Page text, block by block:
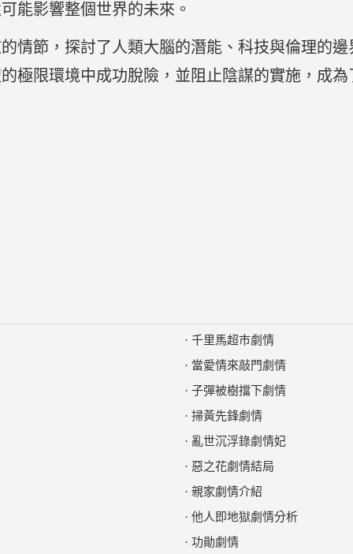
能影響整個世界的未來。
情節，探討了人類大腦的潛能、科技與倫理的
極限環境中成功脫險，並阻止陰謀的實施，成
· 千里馬超市劇情
· 當愛情來敲門劇情
· 子彈被樹擋下劇情
· 掃黃先鋒劇情
· 亂世沉浮錄劇情妃
· 惡之花劇情結局
· 親家劇情介紹
· 他人即地獄劇情分析
· 功勛劇情